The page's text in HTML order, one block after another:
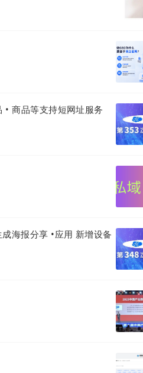
！”
辑，继续致力于让每家企业
供的主要服务是什么？这些
商品等支持短网址服务
海报分享 •应用 新增设备